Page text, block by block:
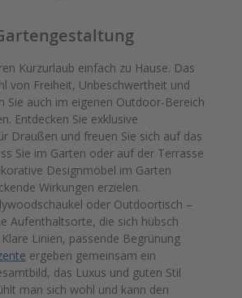
Kurzurlaub einfach zu Hause. Das
von Freiheit, Unbeschwertheit und
Sie auch im eigenen Outdoor-Bereich
Entdecken Sie exklusive
Draußen und freuen Sie sich auf das
Sie im Garten oder auf der Terrasse
Designmöbel im Garten
Wirkungen erzielen.
oder Outdoortisch –
Aufenthaltsorte, die sich hübsch
Linien, passende Begrünung
ergeben gemeinsam ein
das Luxus und guten Stil
man sich wohl und kann den